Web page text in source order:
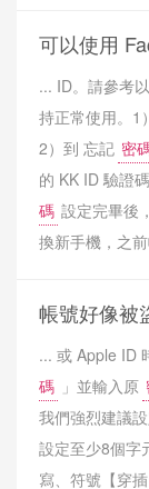
可以使用
... ID。請參考
持正常使用。1
2）到 忘記 密
的 KK ID 驗證
碼 設定完畢後
換新手機，之
帳號好像被
... 或 Apple ID
碼 」並輸入原
我們強烈建議
設定至少8個字
寫、符號【穿